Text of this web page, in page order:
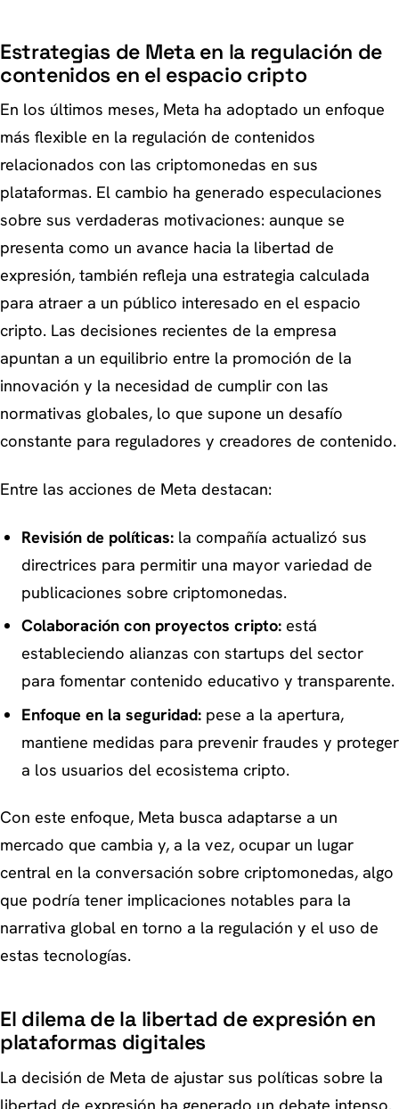
Estrategias de Meta en la regulación de
contenidos en el espacio cripto
En los últimos meses, Meta ha adoptado un enfoque
más flexible en la regulación de contenidos
relacionados con las criptomonedas en sus
plataformas. El cambio ha generado especulaciones
sobre sus verdaderas motivaciones: aunque se
presenta como un avance hacia la libertad de
expresión, también refleja una estrategia calculada
para atraer a un público interesado en el espacio
cripto. Las decisiones recientes de la empresa
apuntan a un equilibrio entre la promoción de la
innovación y la necesidad de cumplir con las
normativas globales, lo que supone un desafío
constante para reguladores y creadores de contenido.
Entre las acciones de Meta destacan:
Revisión de políticas:la compañía actualizó sus
directrices para permitir una mayor variedad de
publicaciones sobre criptomonedas.
Colaboración con proyectos cripto:está
estableciendo alianzas con startups del sector
para fomentar contenido educativo y transparente.
Enfoque en la seguridad:pese a la apertura,
mantiene medidas para prevenir fraudes y proteger
a los usuarios del ecosistema cripto.
Con este enfoque, Meta busca adaptarse a un
mercado que cambia y, a la vez, ocupar un lugar
central en la conversación sobre criptomonedas, algo
que podría tener implicaciones notables para la
narrativa global en torno a la regulación y el uso de
estas tecnologías.
El dilema de la libertad de expresión en
plataformas digitales
La decisión de Meta de ajustar sus políticas sobre la